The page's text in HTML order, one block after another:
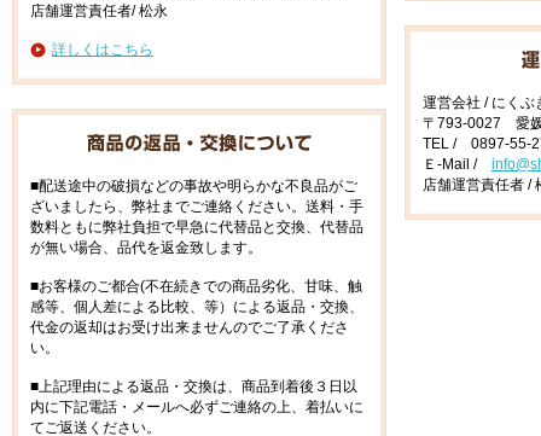
店舗運営責任者/ 松永
詳しくはこちら
■配送途中の破損などの事故や明らかな不良品がご
ざいましたら、弊社までご連絡ください。送料・手
数料ともに弊社負担で早急に代替品と交換、代替品
が無い場合、品代を返金致します。
■お客様のご都合(不在続きでの商品劣化、甘味、触
感等、個人差による比較、等）による返品・交換、
代金の返却はお受け出来ませんのでご了承くださ
い。
■上記理由による返品・交換は、商品到着後３日以
内に下記電話・メールへ必ずご連絡の上、着払いに
てご返送ください。
運営会社 / にくぶ
〒793-0027 愛
TEL / 0897-55-
Ｅ-Mail /
店舗運営責任者 /